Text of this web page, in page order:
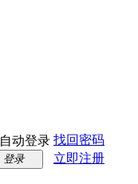
自动登录 找回密码
登录
立即注册